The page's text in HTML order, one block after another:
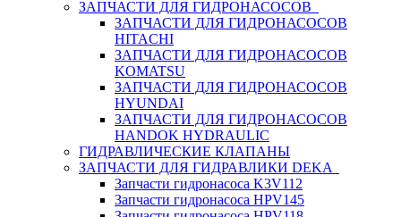
ЗАПЧАСТИ ДЛЯ ГИДРОНАСОСОВ
ЗАПЧАСТИ ДЛЯ ГИДРОНАСОСОВ
HITACHI
ЗАПЧАСТИ ДЛЯ ГИДРОНАСОСОВ
KOMATSU
ЗАПЧАСТИ ДЛЯ ГИДРОНАСОСОВ
HYUNDAI
ЗАПЧАСТИ ДЛЯ ГИДРОНАСОСОВ
HANDOK HYDRAULIC
ГИДРАВЛИЧЕСКИЕ КЛАПАНЫ
ЗАПЧАСТИ ДЛЯ ГИДРАВЛИКИ DEKA
Запчасти гидронасоса K3V112
Запчасти гидронасоса HPV145